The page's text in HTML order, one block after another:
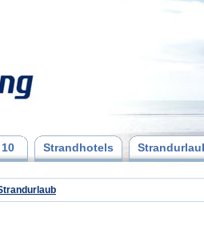
Strandhotels